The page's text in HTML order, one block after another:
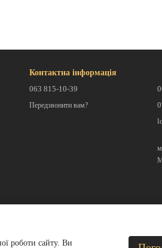
Контактна інформація
063 815-10-39
Передзвонити вам?
роботи сайту. Ви